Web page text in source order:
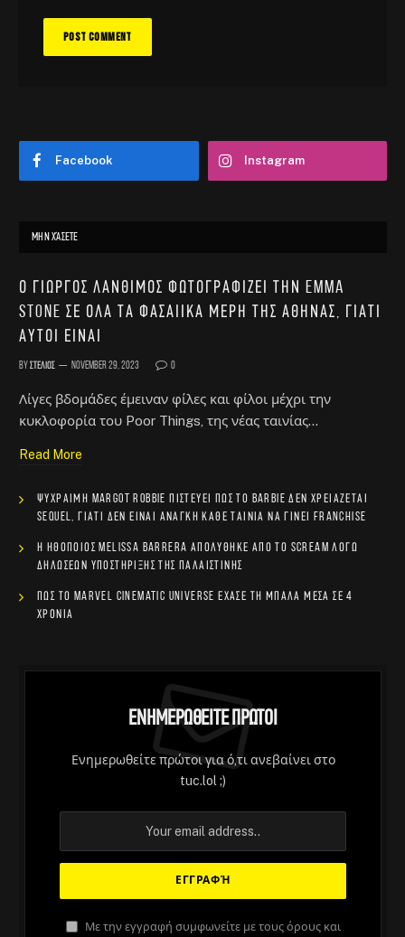
Facebook Instagram
ΜΗΝ ΧΆΣΕΤΕ
Ο Γιώργος Λάνθιμος φωτογραφίζει την Emma
Stone σε όλα τα φασαίικα μέρη της Αθήνας, γιατί
αυτοί είναι
ByΣτέλιος November 29, 2023 0
Λίγες βδομάδες έμειναν φίλες και φίλοι μέχρι την
κυκλοφορία του Poor Things, της νέας ταινίας…
Read More
Ψύχραιμη Margot Robbie πιστεύει πως το Barbie δεν χρειάζεται
sequel, γιατί δεν είναι ανάγκη κάθε ταινία να γίνει franchise
Η ηθοποιός Melissa Barrera απολύθηκε από το Scream λόγω
δηλώσεων υποστήριξης της Παλαιστίνης
Πώς το Marvel Cinematic Universe έχασε τη μπάλα μέσα σε 4
χρόνια
Ενημερωθείτε Πρώτοι
Ενημερωθείτε πρώτοι για ό,τι ανεβαίνει στο
tuc.lol ;)
Με την εγγραφή συμφωνείτε με τους όρους και